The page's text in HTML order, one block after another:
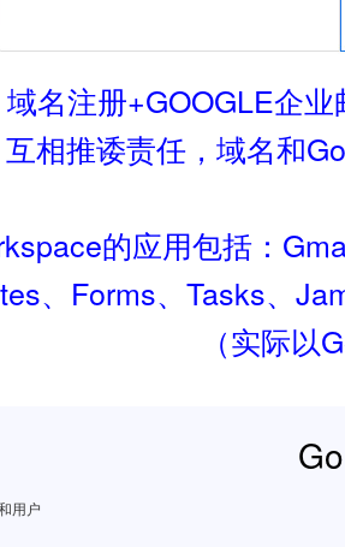
名注册+GOOGLE企
相推诿责任，域名和
的应用包括：
、Forms、Tasks、
（实际
用户